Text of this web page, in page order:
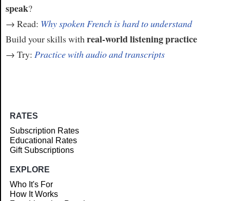
speak?
→ Read: Why spoken French is hard to understand
Build your skills with real-world listening practice
→ Try: Practice with audio and transcripts
RATES
Subscription Rates
Educational Rates
Gift Subscriptions
EXPLORE
Who It's For
How It Works